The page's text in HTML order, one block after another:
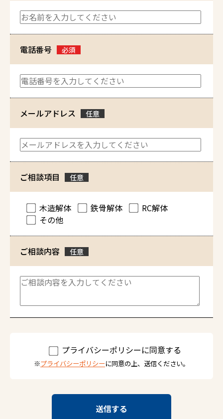
電話番号 必須
メールアドレス 任意
ご相談項目 任意
木造解体 鉄骨解体
RC解体
その他
ご相談内容 任意
プライバシーポリシーに同意する
※プライバシーポリシーに同意の上、送信ください。